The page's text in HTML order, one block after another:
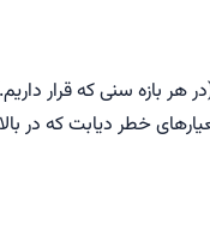
هر بازه سنی که قرار
خطر دیابت که در